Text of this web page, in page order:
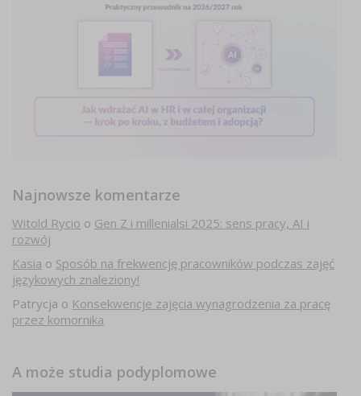
Najnowsze komentarze
Witold Rycio o Gen Z i millenialsi 2025: sens pracy, AI i
rozwój
Kasia o Sposób na frekwencję pracowników podczas zajęć
językowych znaleziony!
Patrycja o Konsekwencje zajęcia wynagrodzenia za pracę
przez komornika
A może studia podyplomowe